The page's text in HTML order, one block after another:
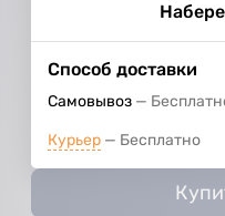
Способ доставки
Самовывоз
Курьер Бесплатно